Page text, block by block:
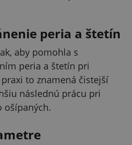
peria a štetín
aby pomohla s
peria a štetín pri
to znamená čistejší
následnú prácu pri
ošípaných.